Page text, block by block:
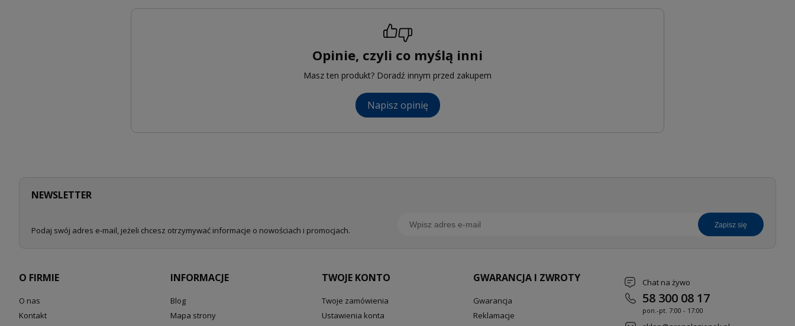
Opinie, czyli co myślą inni
Masz ten produkt? Doradź innym przed zakupem
Napisz opinię
NEWSLETTER
Podaj swój adres e-mail, jeżeli chcesz otrzymywać informacje o nowościach i promocjach.
zapisz się
O FIRMIE
O nas
Kontakt
INFORMACJE
Blog
Mapa strony
TWOJE KONTO
Twoje zamówienia
Ustawienia konta
GWARANCJA I ZWROTY
Gwarancja
Reklamacje
Chat na żywo
58 300 08 17
pon.-pt. 7:00 - 17:00